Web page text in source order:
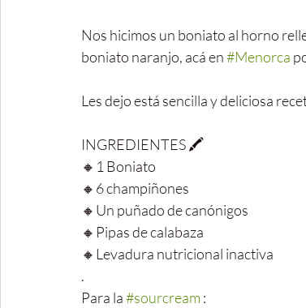
Nos hicimos un boniato al horno
boniato naranjo, acá en #Menorca
Les dejo está sencilla y deliciosa
INGREDIENTES 🖍️
🔸1 Boniato
🔸6 champiñones
🔸Un puñado de canónigos
🔸Pipas de calabaza
🔸Levadura nutricional inactiva
.
Para la #sourcream :